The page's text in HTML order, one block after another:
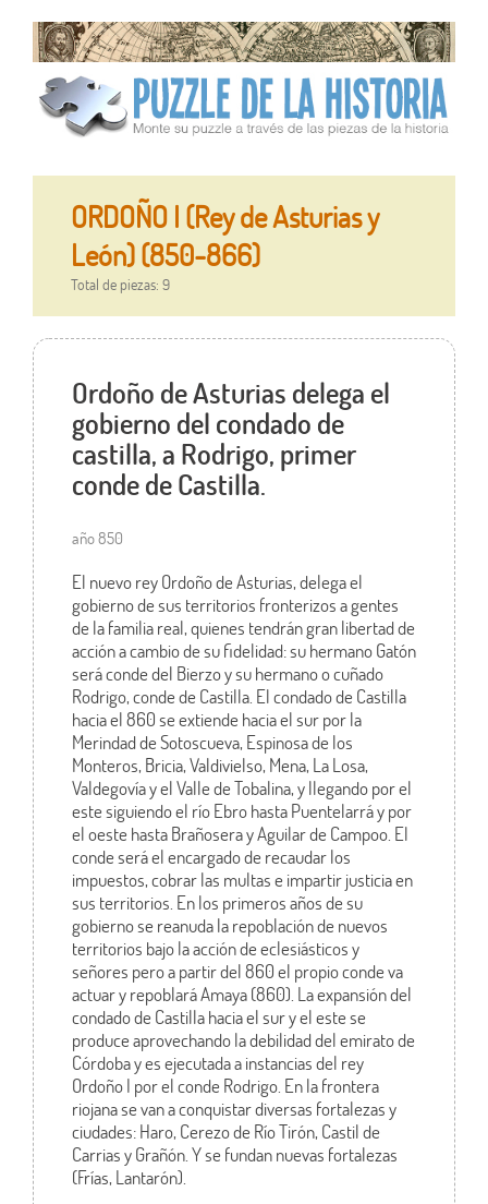
ORDOÑO I (Rey de Asturias y
León) (850-866)
Total de piezas: 9
Ordoño de Asturias delega el
gobierno del condado de
castilla, a Rodrigo, primer
conde de Castilla.
año 850
El nuevo rey Ordoño de Asturias, delega el
gobierno de sus territorios fronterizos a gentes
de la familia real, quienes tendrán gran libertad de
acción a cambio de su fidelidad: su hermano Gatón
será conde del Bierzo y su hermano o cuñado
Rodrigo, conde de Castilla. El condado de Castilla
hacia el 860 se extiende hacia el sur por la
Merindad de Sotoscueva, Espinosa de los
Monteros, Bricia, Valdivielso, Mena, La Losa,
Valdegovía y el Valle de Tobalina, y llegando por el
este siguiendo el río Ebro hasta Puentelarrá y por
el oeste hasta Brañosera y Aguilar de Campoo. El
conde será el encargado de recaudar los
impuestos, cobrar las multas e impartir justicia en
sus territorios. En los primeros años de su
gobierno se reanuda la repoblación de nuevos
territorios bajo la acción de eclesiásticos y
señores pero a partir del 860 el propio conde va
actuar y repoblará Amaya (860). La expansión del
condado de Castilla hacia el sur y el este se
produce aprovechando la debilidad del emirato de
Córdoba y es ejecutada a instancias del rey
Ordoño I por el conde Rodrigo. En la frontera
riojana se van a conquistar diversas fortalezas y
ciudades: Haro, Cerezo de Río Tirón, Castil de
Carrias y Grañón. Y se fundan nuevas fortalezas
(Frías, Lantarón).